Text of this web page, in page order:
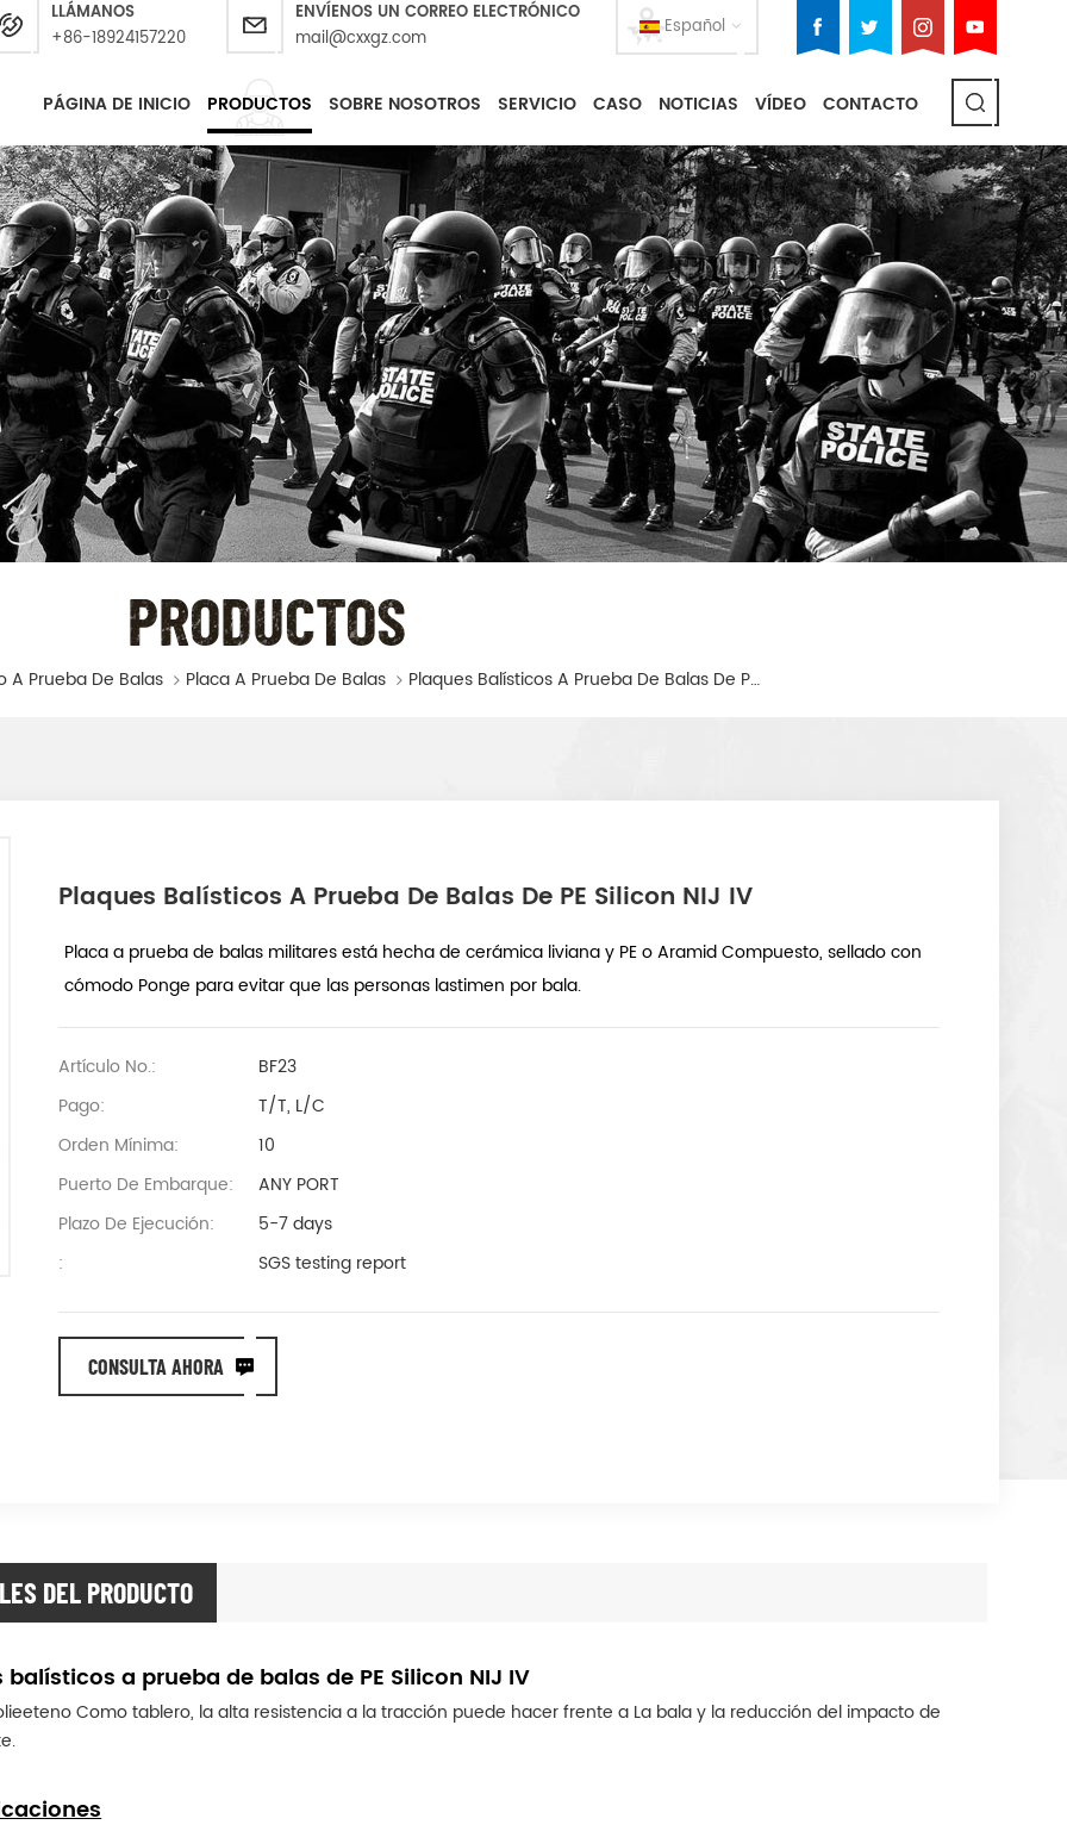
Español
LLÁMANOS
+86-18924157220
ENVÍENOS UN CORREO ELECTRÓNICO
mail@cxxgz.com
PÁGINA DE INICIO PRODUCTOS SOBRE NOSOTROS SERVICIO CASO NOTICIAS VÍDEO CONTACTO
PRODUCTOS
A Prueba De Balas Placa A Prueba De Balas Plaques Balísticos A Prueba De Balas De PE Silicon NIJ IV
Plaques Balísticos A Prueba De Balas De PE Silicon NIJ IV
Placa a prueba de balas militares está hecha de cerámica liviana y PE o Aramid Compuesto, sellado con
cómodo Ponge para evitar que las personas lastimen por bala.
Artículo No.:
BF23
Pago:
T/T, L/C
Orden Mínima:
10
Puerto De Embarque:
ANY PORT
Plazo De Ejecución:
5-7 days
:
SGS testing report
CONSULTA AHORA
DEL PRODUCTO
balísticos a prueba de balas de PE Silicon NIJ IV
Como tablero, la alta resistencia a la tracción puede hacer frente a La bala y la reducción del impacto de